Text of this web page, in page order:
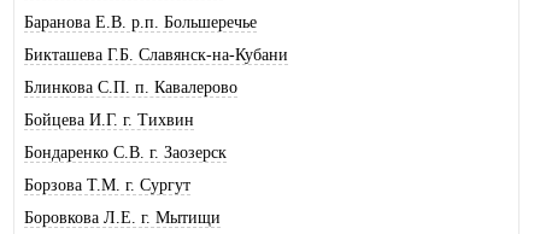
Баранова Е.В. р.п. Большеречье
Бикташева Г.Б. Славянск-на-Кубани
Блинкова С.П. п. Кавалерово
Бойцева И.Г. г. Тихвин
Бондаренко С.В. г. Заозерск
Борзова Т.М. г. Сургут
Боровкова Л.Е. г. Мытищи